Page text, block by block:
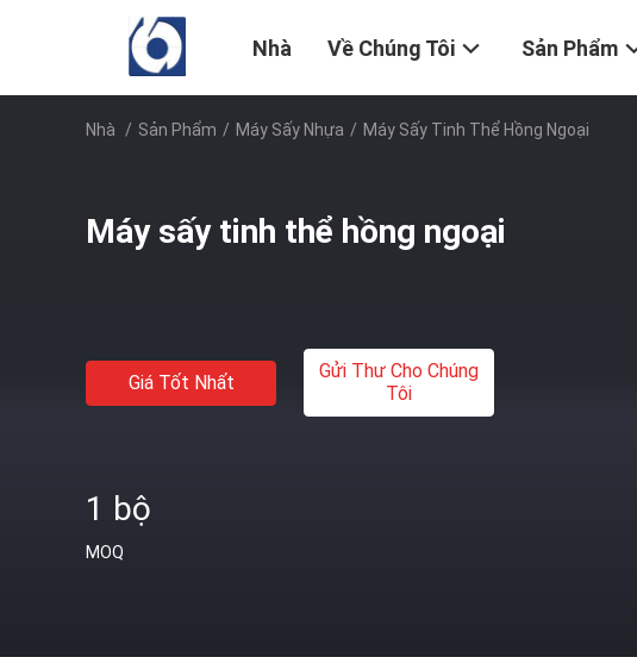
Nhà Về Chúng Tôi Sản Phẩm
Nhà / Sản Phẩm / Máy Sấy Nhựa / Máy Sấy Tinh Thể Hồng Ngoại
Máy sấy tinh thể hồng ngoại
Giá Tốt Nhất
Gửi Thư Cho Chúng
Tôi
1 bộ
MOQ